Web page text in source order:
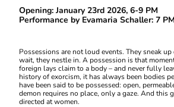
Opening: January 23rd 2026, 6-9 PM
Performance by Evamaria Schaller: 7 PM
Possessions are not loud events. They sneak up
wait, they nestle in. A possession is that
foreign lays claim to a body – and never fully
history of exorcism, it has always been bodies
have been said to be possessed: open,
demon requires no place, only a gaze. And this
directed at women.